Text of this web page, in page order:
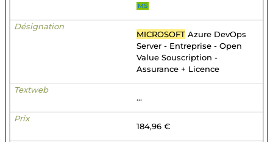
MS
MICROSOFT Azure DevOps
Server - Entreprise - Open
Value Souscription -
Assurance + Licence
...
184,96 €